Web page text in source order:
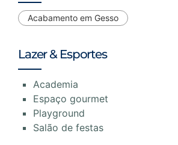
Acabamento em Gesso
Lazer & Esportes
Academia
Espaço gourmet
Playground
Salão de festas